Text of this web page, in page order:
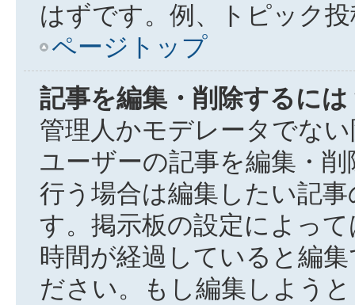
はずです。例、トピック
ページトップ
記事を編集・削除するには
管理人かモデレータでな
ユーザーの記事を編集・
行う場合は編集したい記
す。掲示板の設定によっ
時間が経過していると編
ださい。もし編集しよう